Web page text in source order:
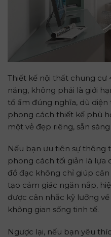
Thiết kế nội thất chung cư
năng, không phải là giới
tổ ấm đúng nghĩa, dù
phong cách thiết kế phù
một vẻ đẹp riêng, sẵn
Nếu bạn ưu tiên sự thông
phong cách tối giản là lựa
đồ đạc không chỉ giúp
tạo cảm giác ngăn nắp,
được cân nhắc kỹ lưỡng
không gian sống tinh tế.
Ngược lại, nếu bạn yêu